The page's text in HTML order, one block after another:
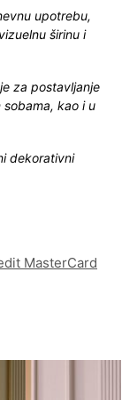
upotrebu,
širinu i
za postavljanje
kao i u
dekorativni
MasterCard